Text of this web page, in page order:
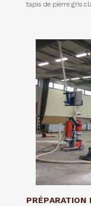
tapis de pierre gris
PRÉPARATION